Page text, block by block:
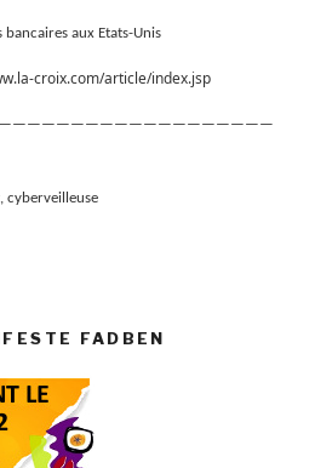
bancaires aux Etats-Unis
croix.com/article/index.jsp
cyberveilleuse
FADBEN